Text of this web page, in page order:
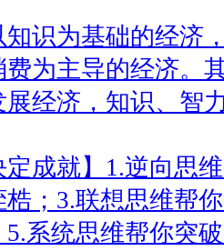
识为基础的经济
费为主导的经济。
经济，知识、智
定成就】1.逆向思
；3.联想思维帮
系统思维帮你突